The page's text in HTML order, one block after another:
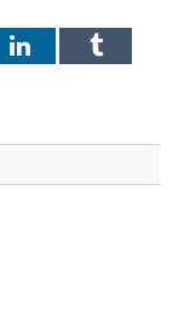
LinkedInTumblr